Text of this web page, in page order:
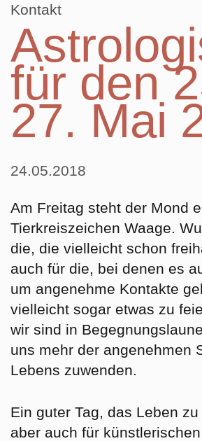
Kontakt
für den
27. Mai
24.05.2018
Am Freitag steht der Mond
Tierkreiszeichen Waage .
die, die vielleicht schon
auch für die, bei denen es
um angenehme Kontakte
vielleicht sogar etwas zu
wir sind in
uns mehr der angenehmen
Lebens zuwenden.
Ein guter Tag, das Leben
aber auch für